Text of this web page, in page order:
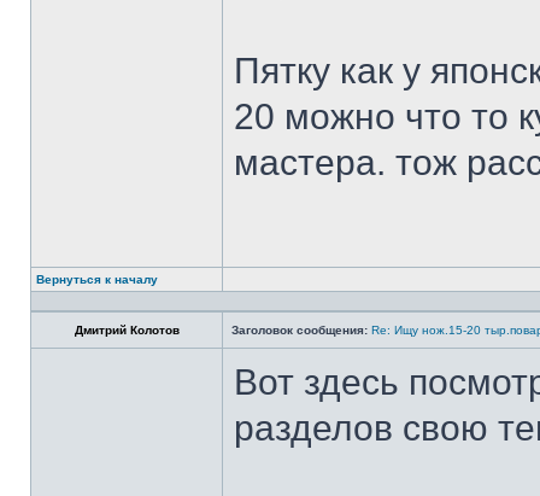
Пятку как у
20 можно что то
мастера. тож
Вернуться к началу
Дмитрий Колотов Заголовок сообщения: Re: Ищу нож.15-20
Вот здесь
разделов свою